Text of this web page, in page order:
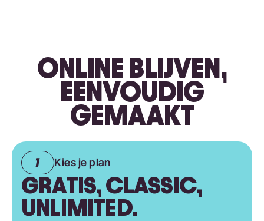
ONLINE BLIJVEN,
EENVOUDIG
GEMAAKT
Kies je plan
GRATIS, CLASSIC,
UNLIMITED.